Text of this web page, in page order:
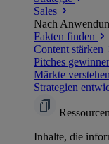
Sales
Nach
Fakten finden
Content stärken
Pitches
Märkte verstehen
Strategien
Ressourcen
Inhalte, die